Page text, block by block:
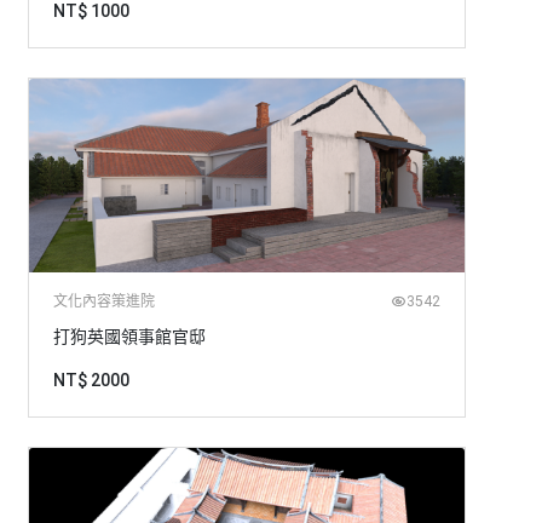
NT$ 1000
文化內容策進院 3542
打狗英國領事館官邸
NT$ 2000